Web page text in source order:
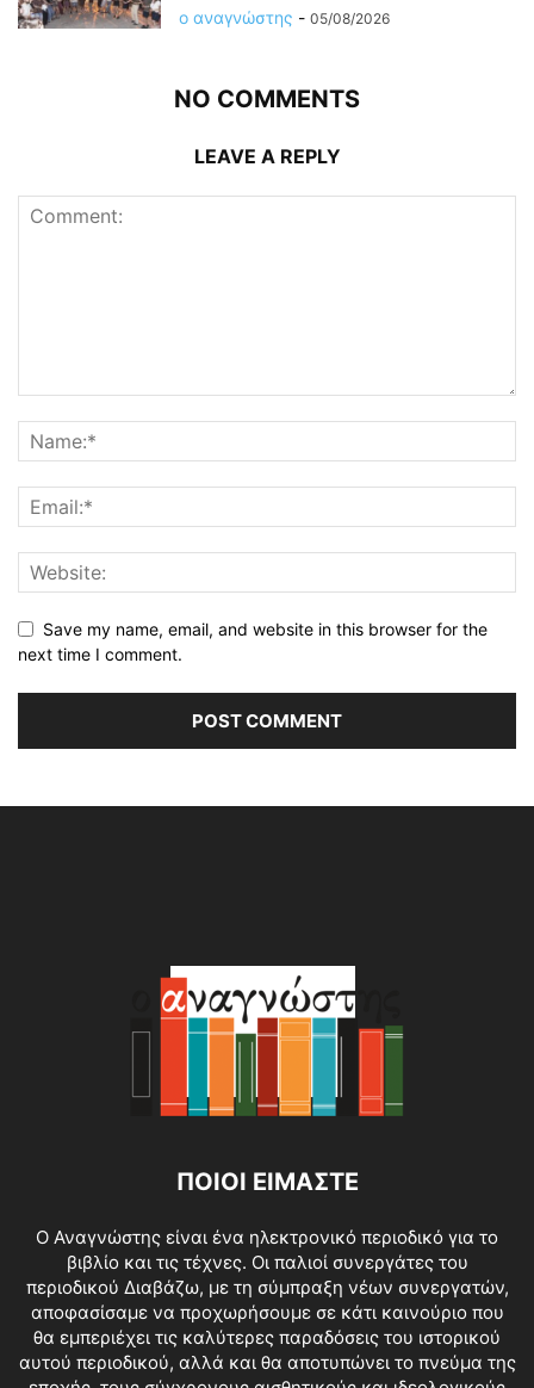
ο αναγνώστης - 05/08/2026
NO COMMENTS
LEAVE A REPLY
Save my name, email, and website in this browser for the
next time I comment.
ΠΟΙΟΙ ΕΙΜΑΣΤΕ
O Αναγνώστης είναι ένα ηλεκτρονικό περιοδικό για το
βιβλίο και τις τέχνες. Οι παλιοί συνεργάτες του
περιοδικού Διαβάζω, με τη σύμπραξη νέων συνεργατών,
αποφασίσαμε να προχωρήσουμε σε κάτι καινούριο που
θα εμπεριέχει τις καλύτερες παραδόσεις του ιστορικού
αυτού περιοδικού, αλλά και θα αποτυπώνει το πνεύμα της